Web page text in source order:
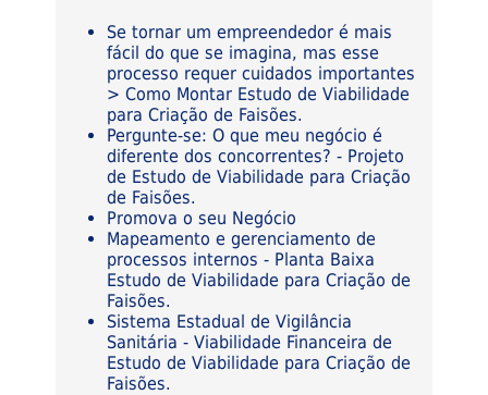
Se tornar um empreendedor é mais
fácil do que se imagina, mas esse
processo requer cuidados importantes
> Como Montar Estudo de Viabilidade
para Criação de Faisões.
Pergunte-se: O que meu negócio é
diferente dos concorrentes? - Projeto
de Estudo de Viabilidade para Criação
de Faisões.
Promova o seu Negócio
Mapeamento e gerenciamento de
processos internos - Planta Baixa
Estudo de Viabilidade para Criação de
Faisões.
Sistema Estadual de Vigilância
Sanitária - Viabilidade Financeira de
Estudo de Viabilidade para Criação de
Faisões.